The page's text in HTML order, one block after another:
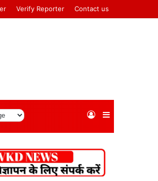
Verify Reporter Contact us
Sidebar
Log